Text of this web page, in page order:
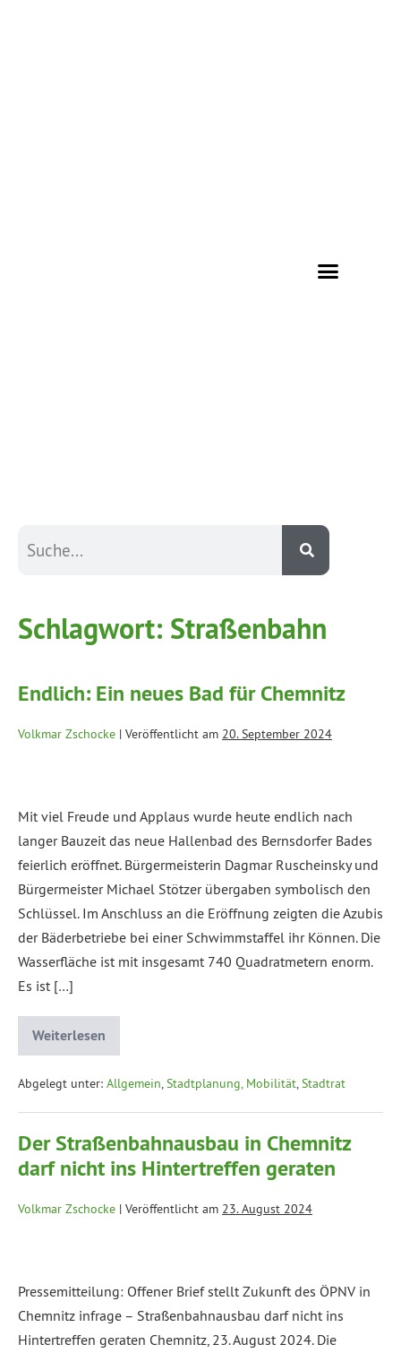
Schlagwort: Straßenbahn
Endlich: Ein neues Bad für Chemnitz
Volkmar Zschocke | Veröffentlicht am 20. September 2024
Mit viel Freude und Applaus wurde heute endlich nach
langer Bauzeit das neue Hallenbad des Bernsdorfer Bades
feierlich eröffnet. Bürgermeisterin Dagmar Ruscheinsky und
Bürgermeister Michael Stötzer übergaben symbolisch den
Schlüssel. Im Anschluss an die Eröffnung zeigten die Azubis
der Bäderbetriebe bei einer Schwimmstaffel ihr Können. Die
Wasserfläche ist mit insgesamt 740 Quadratmetern enorm.
Es ist […]
Weiterlesen
Abgelegt unter: Allgemein,Stadtplanung, Mobilität,Stadtrat
Der Straßenbahnausbau in Chemnitz
darf nicht ins Hintertreffen geraten
Volkmar Zschocke | Veröffentlicht am 23. August 2024
Pressemitteilung: Offener Brief stellt Zukunft des ÖPNV in
Chemnitz infrage – Straßenbahnausbau darf nicht ins
Hintertreffen geraten Chemnitz, 23. August 2024. Die